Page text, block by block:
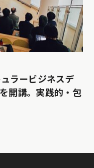
ラービジネスデ
開講。実践的・包